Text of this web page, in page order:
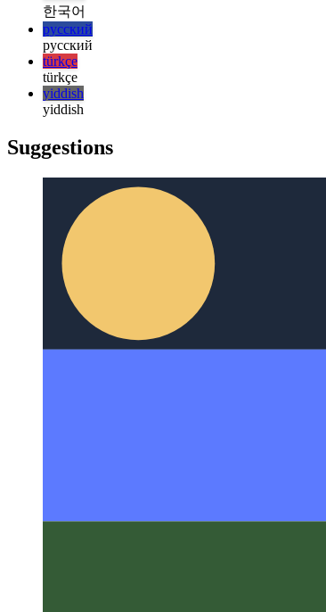
日本語
한국어
한국어
русский
русский
türkçe
türkçe
yiddish
Suggestions